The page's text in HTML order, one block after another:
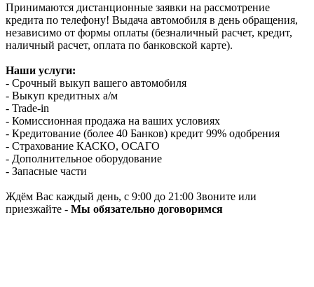
Принимаются дистанционные заявки на рассмотрение
кредита по телефону! Выдача автомобиля в день обращения,
независимо от формы оплаты (безналичный расчет, кредит,
наличный расчет, оплата по банковской карте).
Наши услуги:
- Срочный выкуп вашего автомобиля
- Выкуп кредитных а/м
- Trade-in
- Комиссионная продажа на ваших условиях
- Кредитование (более 40 Банков) кредит 99% одобрения
- Страхование КАСКО, ОСАГО
- Дополнительное оборудование
- Запасные части
Ждём Вас каждый день, с 9:00 до 21:00 Звоните или
приезжайте - Мы обязательно договоримся